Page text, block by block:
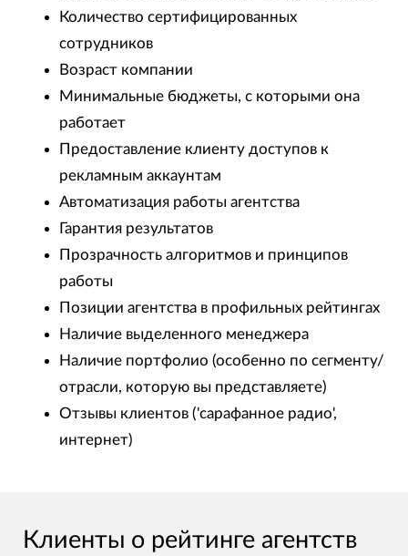
Количество сертифицированных
сотрудников
Возраст компании
Минимальные бюджеты, с которыми она
работает
Предоставление клиенту доступов к
рекламным аккаунтам
Автоматизация работы агентства
Гарантия результатов
Прозрачность алгоритмов и принципов
работы
Позиции агентства в профильных рейтингах
Наличие выделенного менеджера
Наличие портфолио (особенно по сегменту/
отрасли, которую вы представляете)
Отзывы клиентов ('сарафанное радио',
интернет)
Клиенты о рейтинге агентств